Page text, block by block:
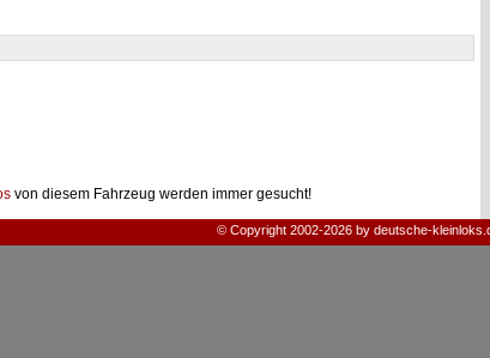
von diesem Fahrzeug werden immer gesucht!
© Copyright 2002-2026 by deutsche-